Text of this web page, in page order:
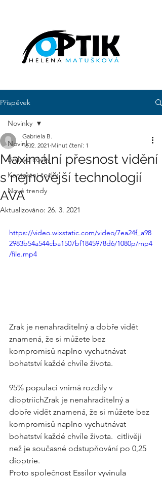
Příspěvek
Novinky
Brýlové čočky
Kontaktní čočky
Nové trendy
Novinky
Maximální přesnost vidění
s nejnovější technologií
AVA
Gabriela B.
16. 2. 2021 Minut čtení: 1
Aktualizováno: 26. 3. 2021
https://video.wixstatic.com/video/7ea24f_a98
2983b54a544cba1507bf1845978d6/1080p/mp4
/file.mp4
Zrak je nenahraditelný a dobře vidět
znamená, že si můžete bez
kompromisů naplno vychutnávat
bohatství každé chvíle života.
95% populaci vnímá rozdíly v
dioptriíchZrak je nenahraditelný a
dobře vidět znamená, že si můžete bez
kompromisů naplno vychutnávat
bohatství každé chvíle života.  citlivěji
než je současné odstupňování po 0,25
dioptrie.
Proto společnost Essilor vyvinula